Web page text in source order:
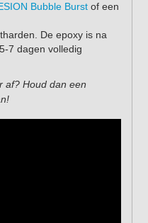
Bubble Burstof een
De epoxy is na
7 dagen volledig
af? Houd dan een